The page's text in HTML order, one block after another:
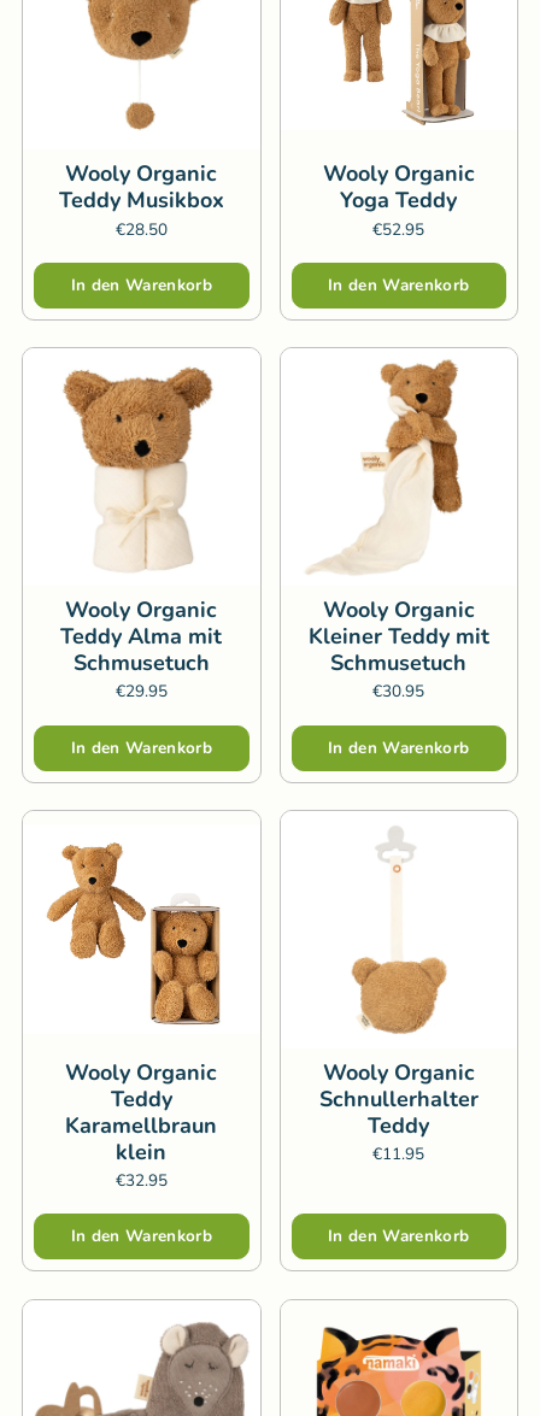
Wooly Organic
Teddy Musikbox
€28.50
Menge
In den Warenkorb
Wooly Organic
Yoga Teddy
€52.95
Menge
In den Warenkorb
Wooly Organic
Teddy Alma mit
Schmusetuch
€29.95
Menge
In den Warenkorb
Wooly Organic
Kleiner Teddy mit
Schmusetuch
€30.95
Menge
In den Warenkorb
Wooly Organic
Teddy
Karamellbraun
klein
€32.95
Menge
In den Warenkorb
Wooly Organic
Schnullerhalter
Teddy
€11.95
Menge
In den Warenkorb